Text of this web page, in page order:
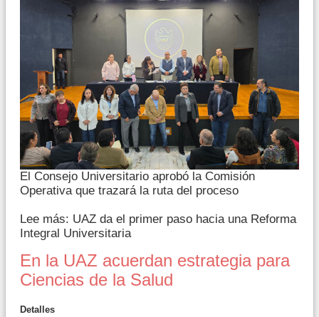
El Consejo Universitario aprobó la Comisión
Operativa que trazará la ruta del proceso
Lee más: UAZ da el primer paso hacia una Reforma
Integral Universitaria
En la UAZ acuerdan estrategia para
Ciencias de la Salud
Detalles